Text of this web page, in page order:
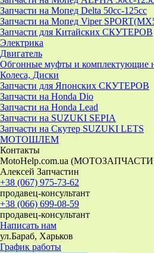
Запчасти на Мопед Delta 50cc-125cc
Запчасти на Мопед Viper
Запчасти для Китайских СКУТЕРОВ
Электрика
Двигатель
Обгонные муфты и комплектующие
Колеса, Диски
Запчасти для Японских СКУТЕРОВ
Запчасти на Honda Dio
Запчасти на Honda Lead
Запчасти на SUZUKI SEPIA
Запчасти на Скутер SUZUKI LETS
МОТОШЛЕМ
Контакты
MotoHelp.com.ua
Алексей Запчастин
+38 (067) 975-73-62
продавец-консультант
+38 (066) 699-08-59
продавец-консультант
Написать нам
ул.Бараб, Харьков
График работы